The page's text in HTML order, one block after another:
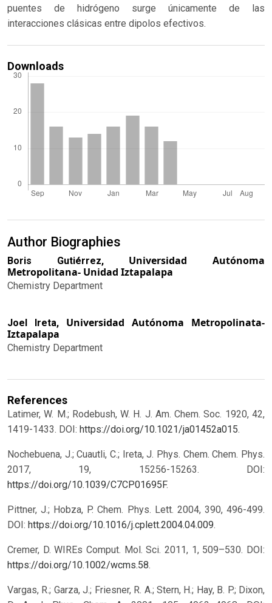
puentes de hidrógeno surge únicamente de las
interacciones clásicas entre dipolos efectivos.
Downloads
Author Biographies
Boris Gutiérrez, Universidad Autónoma
Metropolitana- Unidad Iztapalapa
Chemistry Department
Joel Ireta, Universidad Autónoma Metropolinata-
Iztapalapa
Chemistry Department
References
Latimer, W. M.; Rodebush, W. H. J. Am. Chem. Soc. 1920, 42,
1419-1433. DOI: https://doi.org/10.1021/ja01452a015.
Nochebuena, J.; Cuautli, C.; Ireta, J. Phys. Chem. Chem. Phys.
2017, 19, 15256-15263. DOI:
https://doi.org/10.1039/C7CP01695F.
Pittner, J.; Hobza, P. Chem. Phys. Lett. 2004, 390, 496-499.
DOI: https://doi.org/10.1016/j.cplett.2004.04.009.
Cremer, D. WIREs Comput. Mol. Sci. 2011, 1, 509–530. DOI:
https://doi.org/10.1002/wcms.58.
Vargas, R.; Garza, J.; Friesner, R. A.; Stern, H.; Hay, B. P.; Dixon,